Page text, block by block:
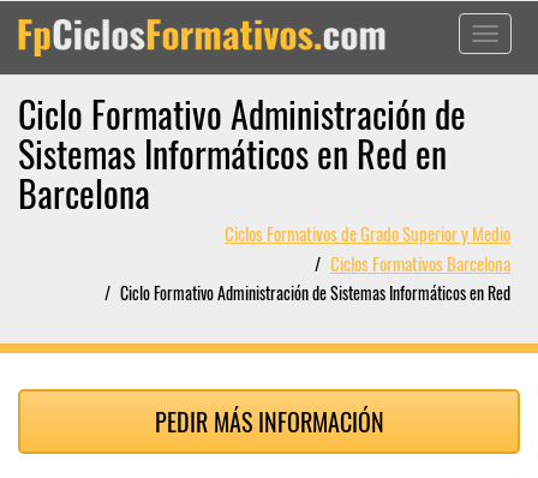
Toggle
Ciclo Formativo Administración de
Sistemas Informáticos en Red en
Barcelona
Ciclos Formativos de Grado Superior y Medio
Ciclos Formativos Barcelona
Ciclo Formativo Administración de Sistemas Informáticos en Red
PEDIR MÁS INFORMACIÓN